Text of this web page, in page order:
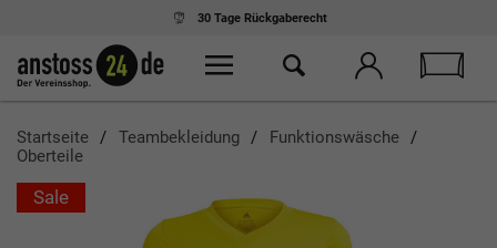
30 Tage Rückgaberecht
Startseite Teambekleidung
Funktionswäsche
Oberteile
Sale